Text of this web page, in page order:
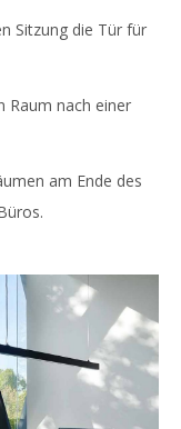
Sitzung die Tür für
Raum nach einer
am Ende des